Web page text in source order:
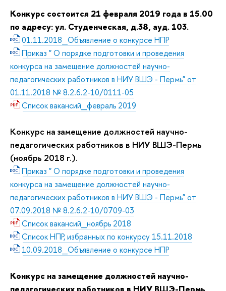
Конкурс состоится 21 февраля 2019 года в 15.00
по адресу: ул. Студенческая, д.38, ауд. 103.
01.11.2018_Объявление о конкурсе НПР
Приказ " О порядке подготовки и проведения
конкурса на замещение должностей научно-
педагогических работников в НИУ ВШЭ - Пермь" от
01.11.2018 № 8.2.6.2-10/0111-05
Список вакансий_февраль 2019
Конкурс на замещение должностей научно-
педагогических работников в НИУ ВШЭ-Пермь
(ноябрь 2018 г.).
Приказ " О порядке подготовки и проведения
конкурса на замещение должностей научно-
педагогических работников в НИУ ВШЭ - Пермь" от
07.09.2018 № 8.2.6.2-10/0709-03
Список вакансий_ноябрь 2018
Список НПР, избранных по конкурсу 15.11.2018
10.09.2018_Объявление о конкурсе НПР
Конкурс на замещение должностей научно-